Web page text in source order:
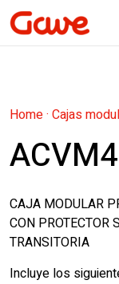
Home· Cajas
CAJA MODULAR
CON PROTECTOR
TRANSITORIA
Incluye los